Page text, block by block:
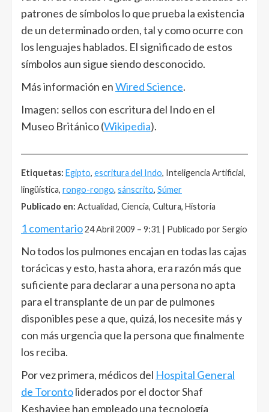
patrones de símbolos lo que prueba la existencia
de un determinado orden, tal y como ocurre con
los lenguajes hablados. El significado de estos
símbolos aun sigue siendo desconocido.
Más información enWired Science.
Imagen: sellos con escritura del Indo en el
Museo Británico (Wikipedia).
Etiquetas: Egipto, escritura del Indo, Inteligencia Artificial,
lingüística, rongo-rongo, sánscrito, Súmer
Publicado en: Actualidad, Ciencia, Cultura, Historia
1 comentario24 Abril 2009 – 9:31 | Publicado por Sergio
No todos los pulmones encajan en todas las cajas
torácicas y esto, hasta ahora, era razón más que
suficiente para declarar a una persona no apta
para el transplante de un par de pulmones
disponibles pese a que, quizá, los necesite más y
con más urgencia que la persona que finalmente
los reciba.
Por vez primera, médicos del Hospital General
de Torontoliderados por el doctor Shaf
Keshavjee han empleado una tecnología